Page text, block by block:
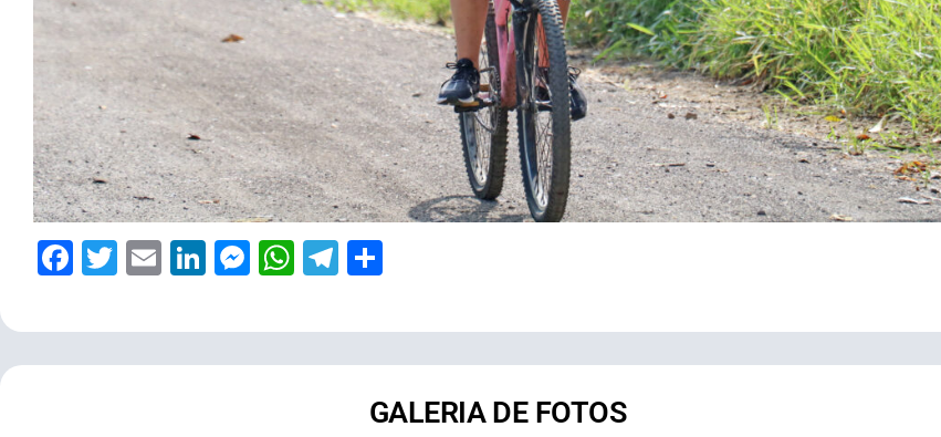
Facebook
Twitter
EmailLinkedIn
Messenger
WhatsApp
Telegram
GALERIA DE FOTOS